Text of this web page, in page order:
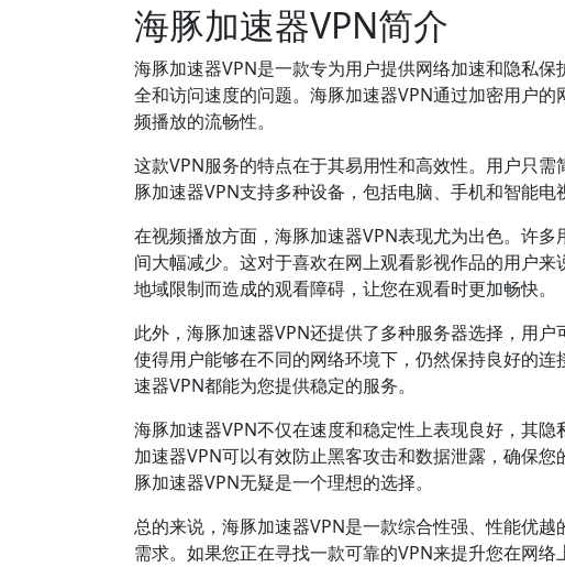
海豚加速器VPN简介
海豚加速器VPN是一款专为用户提供网络加速和隐私
全和访问速度的问题。海豚加速器VPN通过加密用户
频播放的流畅性。
这款VPN服务的特点在于其易用性和高效性。用户只
豚加速器VPN支持多种设备，包括电脑、手机和智能
在视频播放方面，海豚加速器VPN表现尤为出色。许
间大幅减少。这对于喜欢在网上观看影视作品的用户
地域限制而造成的观看障碍，让您在观看时更加畅快。
此外，海豚加速器VPN还提供了多种服务器选择，用
使得用户能够在不同的网络环境下，仍然保持良好的
速器VPN都能为您提供稳定的服务。
海豚加速器VPN不仅在速度和稳定性上表现良好，其
加速器VPN可以有效防止黑客攻击和数据泄露，确保
豚加速器VPN无疑是一个理想的选择。
总的来说，海豚加速器VPN是一款综合性强、性能优
需求。如果您正在寻找一款可靠的VPN来提升您在网络